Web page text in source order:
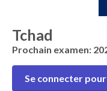
Tchad
Prochain examen:
Se connecter